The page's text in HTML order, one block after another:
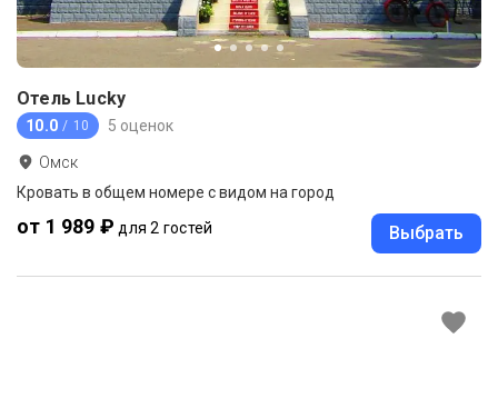
Отель Lucky
10.0 / 10 5 оценок
Омск
Кровать в общем номере с видом на город
от 1 989 ₽ для 2 гостей Выбрать